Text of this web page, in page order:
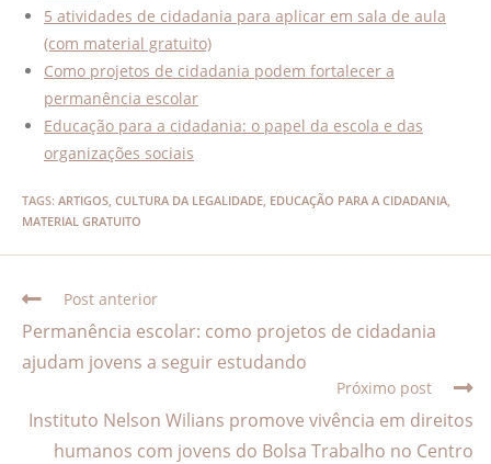
5 atividades de cidadania para aplicar em sala de aula
(com material gratuito)
Como projetos de cidadania podem fortalecer a
permanência escolar
Educação para a cidadania: o papel da escola e das
organizações sociais
TAGS: ARTIGOS CULTURA DA LEGALIDADE EDUCAÇÃO PARA A CIDADANIA
MATERIAL GRATUITO
Post anterior
Permanência escolar: como projetos de cidadania
ajudam jovens a seguir estudando
Próximo post
Instituto Nelson Wilians promove vivência em direitos
humanos com jovens do Bolsa Trabalho no Centro